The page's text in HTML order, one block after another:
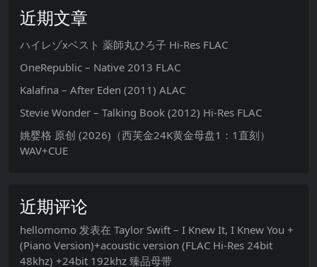
近期文章
ハイレゾxベスト 薬師丸ひろ子 Hi-Res FLAC
OneRepublic – Native 2013 FLAC
Kalafina – After Eden (2011) ALAC
Stevie Wonder – Talking Book (2012) Hi-Res FLAC
姚婴格 原创 (2026)（西芙金24K黄金母盘1：1直刻）
WAV+CUE
近期评论
hellomomo 发表在 Taylor Swift – I Knew It, I Knew You +
(Piano Version)+acoustic version (FLAC Hi-Res 24bit
48khz) +24bit 192khz 臻品母带